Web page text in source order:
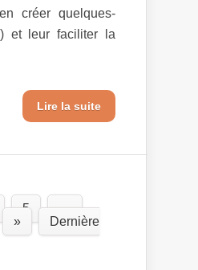
créer quelques-
et leur faciliter la
Lire la suite
5
…
»
Dernière